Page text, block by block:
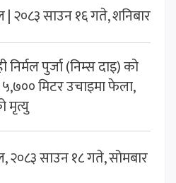
साउन १६ गते, शनिबार
निर्मल पुर्जा (निम्स दाइ) को
मिटर उचाइमा फेला,
मृत्यु
साउन १८ गते, सोमबार